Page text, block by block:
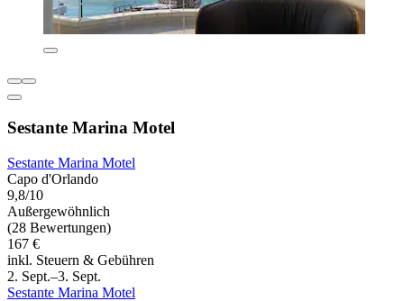
Sestante Marina Motel
Sestante Marina Motel
Capo d'Orlando
9,8/10
Außergewöhnlich
(28 Bewertungen)
167 €
inkl. Steuern & Gebühren
2. Sept.–3. Sept.
Sestante Marina Motel